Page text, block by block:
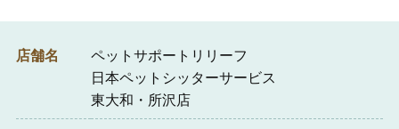
店舗名
ペットサポートリリーフ
日本ペットシッターサービス
東大和・所沢店